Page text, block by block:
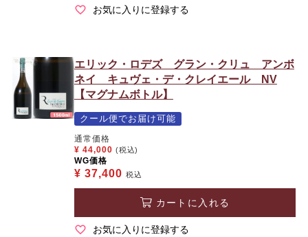
お気に入りに登録する
エリック・ロデズ グラン・クリュ アンボ
ネイ キュヴェ・デ・クレイエール NV
【マグナムボトル】
クール便でお届け可能
通常価格
¥ 44,000 (税込)
WG価格
¥ 37,400 税込
カートに入れる
お気に入りに登録する